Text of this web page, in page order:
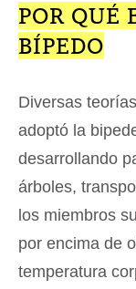
POR QUÉ
BÍPEDO
Diversas
adoptó la
desarrollando
árboles,
los miembros
por encima de
temperatura